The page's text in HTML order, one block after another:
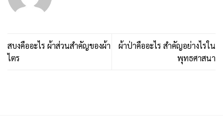
สบงคืออะไร ผ้าส่วนสำคัญของผ้า
ไตร
ผ้าป่าคืออะไร สำคัญอย่างไรใน
พุทธศาสนา